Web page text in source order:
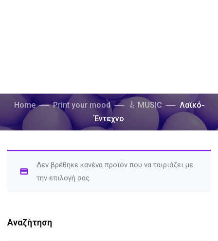
Home Print your mood 🎸 MUSIC
Λαϊκό-
Έντεχνο
Δεν βρέθηκε κανένα προϊόν που να ταιριάζει με
την επιλογή σας.
Αναζήτηση